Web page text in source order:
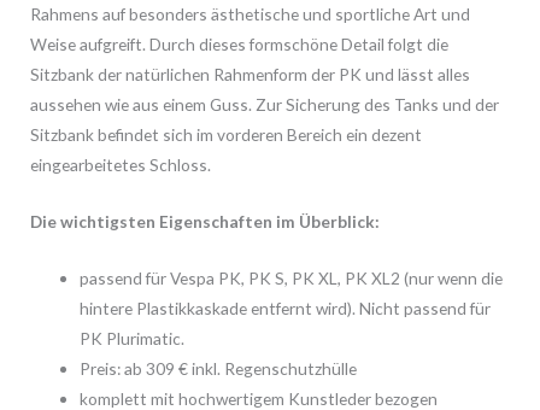
Rahmens auf besonders ästhetische und sportliche Art und
Weise aufgreift. Durch dieses formschöne Detail folgt die
Sitzbank der natürlichen Rahmenform der PK und lässt alles
aussehen wie aus einem Guss. Zur Sicherung des Tanks und der
Sitzbank befindet sich im vorderen Bereich ein dezent
eingearbeitetes Schloss.
Die wichtigsten Eigenschaften im Überblick:
passend für Vespa PK, PK S, PK XL, PK XL2 (nur wenn die
hintere Plastikkaskade entfernt wird). Nicht passend für
PK Plurimatic.
Preis: ab 309 € inkl. Regenschutzhülle
komplett mit hochwertigem Kunstleder bezogen